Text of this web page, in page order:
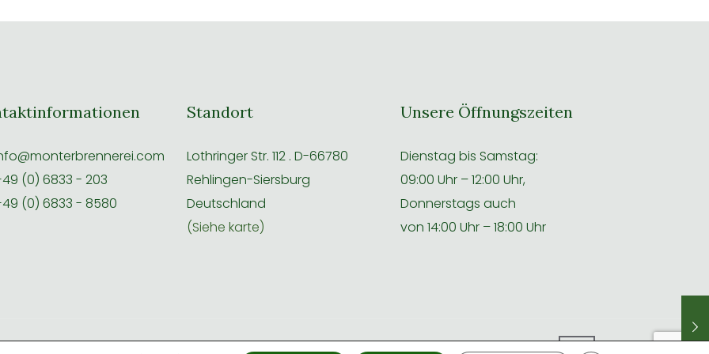
(0) 6833 - 203
(0) 6833 - 8580
Standort
Lothringer Str. 112 . D-66780
Rehlingen-Siersburg
Deutschland
(Siehe karte)
Unsere Öffnungszeiten
Dienstag bis Samstag:
09:00 Uhr – 12:00 Uhr,
Donnerstags auch
von 14:00 Uhr – 18:00 Uhr